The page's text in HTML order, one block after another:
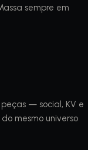
sempre em
— social, KV e
mesmo universo